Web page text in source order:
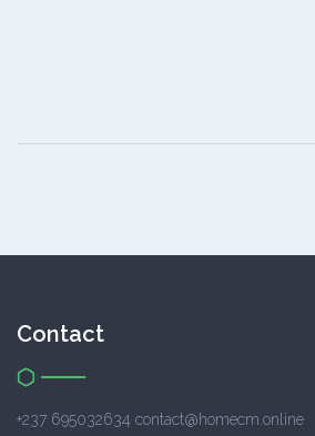
Contact
+237 695032634 contact@homecm.online